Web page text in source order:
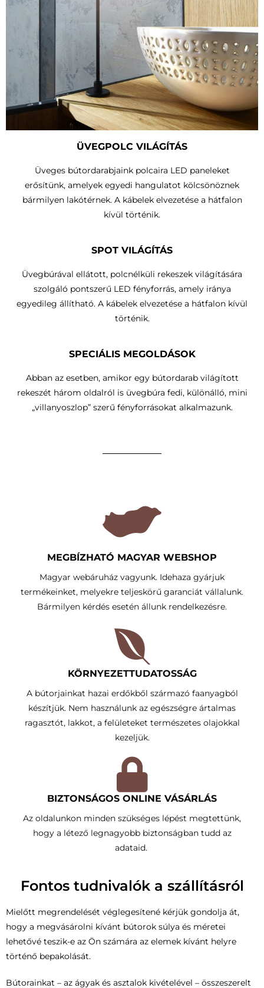
ÜVEGPOLC VILÁGÍTÁS
Üveges bútordarabjaink polcaira LED paneleket
erősítünk, amelyek egyedi hangulatot kölcsönöznek
bármilyen lakótérnek. A kábelek elvezetése a hátfalon
kívül történik.
SPOT VILÁGÍTÁS
Üvegbúrával ellátott, polcnélküli rekeszek világítására
szolgáló pontszerű LED fényforrás, amely iránya
egyedileg állítható. A kábelek elvezetése a hátfalon kívül
történik.
SPECIÁLIS MEGOLDÁSOK
Abban az esetben, amikor egy bútordarab világított
rekeszét három oldalról is üvegbúra fedi, különálló, mini
„villanyoszlop” szerű fényforrásokat alkalmazunk.
MEGBÍZHATÓ MAGYAR WEBSHOP
Magyar webáruház vagyunk. Idehaza gyárjuk
termékeinket, melyekre teljeskörű garanciát vállalunk.
Bármilyen kérdés esetén állunk rendelkezésre.
KÖRNYEZETTUDATOSSÁG​
A bútorjainkat hazai erdőkből származó faanyagból
készítjük. Nem használunk az egészségre ártalmas
ragasztót, lakkot, a felületeket természetes olajokkal
kezeljük.
BIZTONSÁGOS ONLINE VÁSÁRLÁS
Az oldalunkon minden szükséges lépést megtettünk,
hogy a létező legnagyobb biztonságban tudd az
adataid.
Fontos tudnivalók a szállításról
Mielőtt megrendelését véglegesítené kérjük gondolja át,
hogy a megvásárolni kívánt bútorok súlya és méretei
lehetővé teszik-e az Ön számára az elemek kívánt helyre
történő bepakolását.
Bútorainkat – az ágyak és asztalok kivételével – összeszerelt